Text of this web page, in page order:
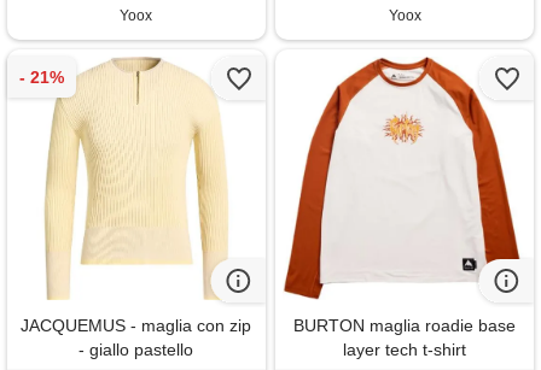
Yoox Yoox
JACQUEMUS - maglia con zip
- giallo pastello
BURTON maglia roadie base
layer tech t-shirt